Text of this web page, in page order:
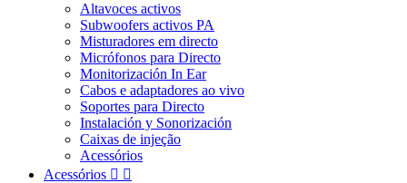
Altavoces activos
Subwoofers activos PA
Misturadores em directo
Micrófonos para Directo
Monitorización In Ear
Cabos e adaptadores ao vivo
Soportes para Directo
Instalación y Sonorización
Caixas de injeção
Acessórios
Acessórios  